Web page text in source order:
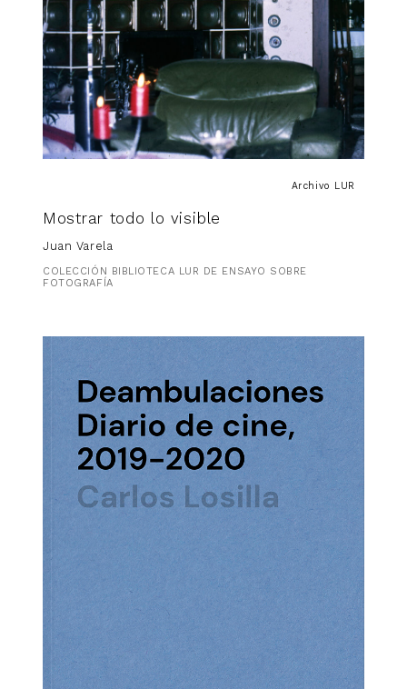
Archivo LUR
Mostrar todo lo visible
Juan Varela
COLECCIÓN BIBLIOTECA LUR DE ENSAYO SOBRE
FOTOGRAFÍA